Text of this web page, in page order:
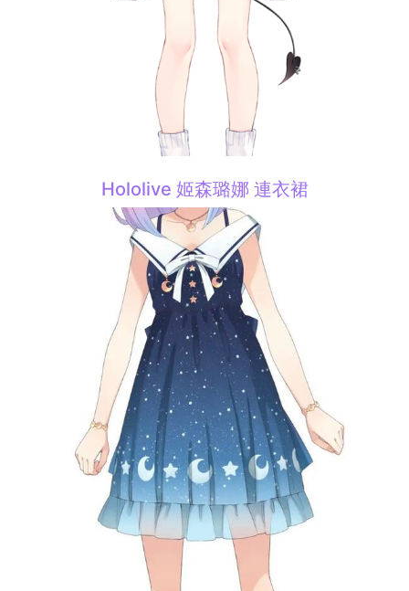
Hololive 姬森璐娜 連衣裙